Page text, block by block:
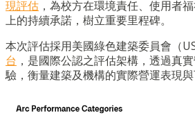
現評估 ，為校方在環境責任、使用者
上的持續承諾，樹立重要里程碑。
本次評估採用美國綠色建築委員會（
台 ，是國際公認之評估架構，透過真
驗，衡量建築及機構的實際營運表現與